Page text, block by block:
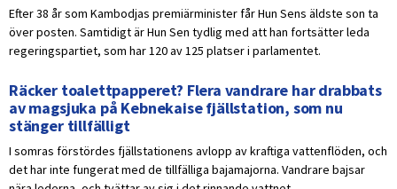
Efter 38 år som Kambodjas premiärminister får Hun Sens äldste son ta
över posten. Samtidigt är Hun Sen tydlig med att han fortsätter leda
regeringspartiet, som har 120 av 125 platser i parlamentet.
Räcker toalettpapperet? Flera vandrare har drabbats
av magsjuka på Kebnekaise fjällstation, som nu
stänger tillfälligt
I somras förstördes fjällstationens avlopp av kraftiga vattenflöden, och
det har inte fungerat med de tillfälliga bajamajorna. Vandrare bajsar